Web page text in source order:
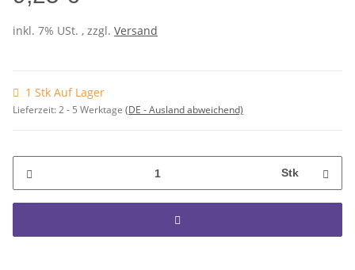
inkl. 7% USt. , zzgl. Versand
1 Stk Auf Lager
Lieferzeit:2 - 5 Werktage (DE - Ausland abweichend)
Stk